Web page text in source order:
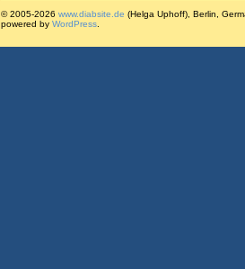
© 2005-2026 www.diabsite.de (Helga Uphoff), Berlin,
powered by WordPress.